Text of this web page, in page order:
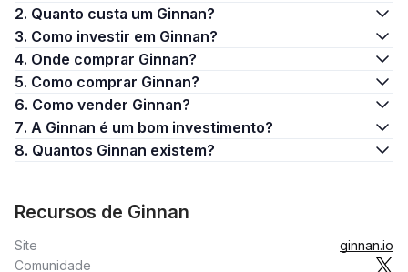
2. Quanto custa um Ginnan?
3. Como investir em Ginnan?
4. Onde comprar Ginnan?
5. Como comprar Ginnan?
6. Como vender Ginnan?
7. A Ginnan é um bom investimento?
8. Quantos Ginnan existem?
Recursos de Ginnan
Site
ginnan.io
Comunidade